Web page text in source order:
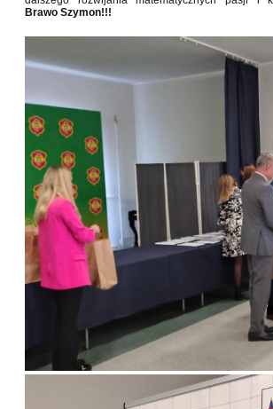
Brawo Szymon!!!